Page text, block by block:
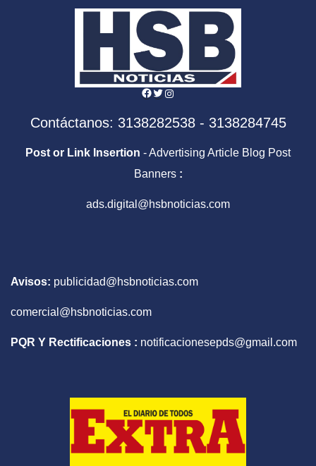
Facebook
Twitter
Instagram
Contáctanos: 3138282538 - 3138284745
Post or Link Insertion - Advertising Article Blog Post
Banners :
ads.digital@hsbnoticias.com
Avisos: publicidad@hsbnoticias.com
comercial@hsbnoticias.com
PQR Y Rectificaciones : notificacionesepds@gmail.com